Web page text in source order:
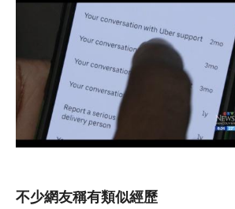
不少網友稱有類似經歷